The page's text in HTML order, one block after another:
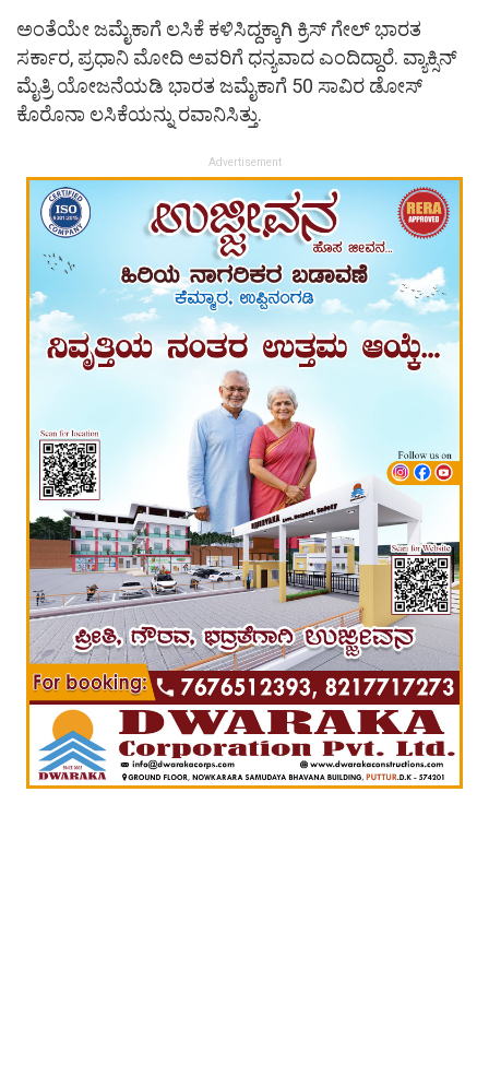
ಅಂತೆಯೇ ಜಮೈಕಾಗೆ ಲಸಿಕೆ ಕಳಿಸಿದ್ದಕ್ಕಾಗಿ ಕ್ರಿಸ್ ಗೇಲ್ ಭಾರತ
ಸರ್ಕಾರ, ಪ್ರಧಾನಿ ಮೋದಿ ಅವರಿಗೆ ಧನ್ಯವಾದ ಎಂದಿದ್ದಾರೆ. ವ್ಯಾಕ್ಸಿನ್
ಮೈತ್ರಿ ಯೋಜನೆಯಡಿ ಭಾರತ ಜಮೈಕಾಗೆ 50 ಸಾವಿರ ಡೋಸ್
ಕೊರೊನಾ ಲಸಿಕೆಯನ್ನು ರವಾನಿಸಿತ್ತು.
Advertisement